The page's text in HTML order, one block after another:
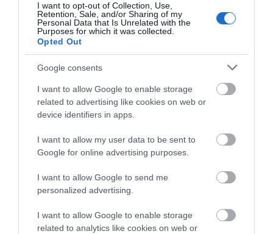
I want to opt-out of Collection, Use,
Retention, Sale, and/or Sharing of my
Personal Data that Is Unrelated with the
Purposes for which it was collected.
Opted Out
Google consents
I want to allow Google to enable storage
related to advertising like cookies on web or
device identifiers in apps.
I want to allow my user data to be sent to
Google for online advertising purposes.
I want to allow Google to send me
personalized advertising.
I want to allow Google to enable storage
related to analytics like cookies on web or